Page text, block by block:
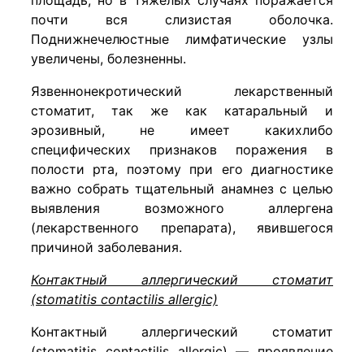
почти вся слизистая оболочка.
Поднижнечелюстные лимфатические узлы
увеличены, болезненны.
Язвеннонекротический лекарственный
стоматит, так же как катаральный и
эрозивный, не имеет какихлибо
специфических признаков поражения в
полости рта, поэтому при его диагностике
важно собрать тщательный анамнез с целью
выявления возможного аллергена
(лекарственного препарата), явившегося
причиной заболевания.
Контактный аллергический стоматит
(stomatitis contactilis allergic)
Контактный аллергический стоматит